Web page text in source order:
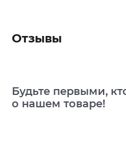
Отзывы
Будьте первыми,
о нашем товаре!